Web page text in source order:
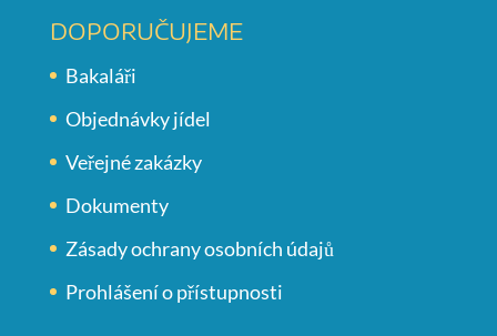
DOPORUČUJEME
Bakaláři
Objednávky jídel
Veřejné zakázky
Dokumenty
Zásady ochrany osobních údajů
Prohlášení o přístupnosti